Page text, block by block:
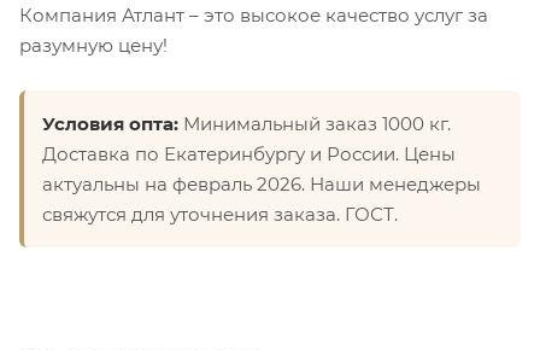
Компания Атлант – это высокое качество услуг за
разумную цену!
Условия опта: Минимальный заказ 1000 кг.
Доставка по Екатеринбургу и России. Цены
актуальны на февраль 2026. Наши менеджеры
свяжутся для уточнения заказа. ГОСТ.